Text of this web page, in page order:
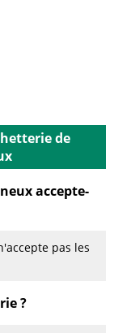
de
accepte-
pas les
?